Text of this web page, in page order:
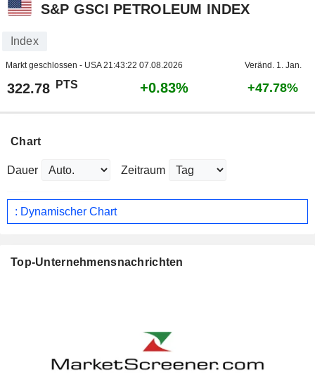
S&P GSCI PETROLEUM INDEX
Index
Markt geschlossen - USA21:43:22 07.08.2026 Veränd. 1. Jan.
322.78 PTS +0.83% +47.78%
Chart
Dauer Zeitraum
: Dynamischer Chart
Top-Unternehmensnachrichten